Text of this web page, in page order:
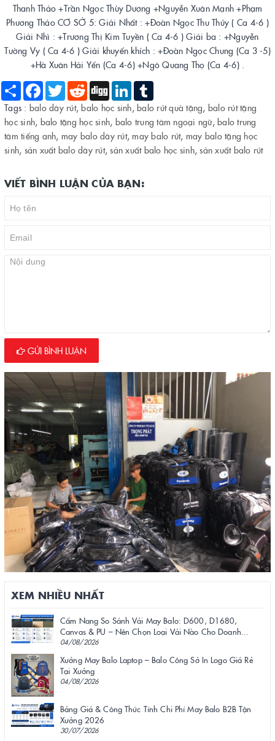
Thanh Thảo +Trần Ngọc Thùy Dương +Nguyễn Xuân Mạnh +Phạm
Phương Thảo CƠ SỞ 5: Giải Nhất : +Đoàn Ngọc Thu Thủy ( Ca 4-6 )
Giải Nhì : +Trương Thị Kim Tuyền ( Ca 4-6 ) Giải ba : +Nguyễn
Tường Vy ( Ca 4-6 ) Giải khuyến khích : +Đoàn Ngọc Chung (Ca 3 -5)
+Hà Xuân Hải Yến (Ca 4-6) +Ngô Quang Thọ (Ca 4-6) .
Share Facebook
Twitter Reddit Digg LinkedIn
Tags : balo dây rút,balo học sinh, balo rút quà tặng, balo rút tặng
học sinh, balo tặng học sinh, balo trung tâm ngoại ngữ, balo trung
tâm tiếng anh, may balo dây rút,may balo rút, may balo tặng học
sinh, sản xuất balo dây rút,sản xuất balo học sinh,sản xuất balo rút
VIẾT BÌNH LUẬN CỦA BẠN:
GỬI BÌNH LUẬN
XEM NHIỀU NHẤT
Cẩm Nang So Sánh Vải May Balo: D600, D1680,
Canvas & PU – Nên Chọn Loại Vải Nào Cho Doanh...
04/08/2026
Xưởng May Balo Laptop – Balo Công Sở In Logo Giá Rẻ
Tại Xưởng
04/08/2026
Bảng Giá & Công Thức Tính Chi Phí May Balo B2B Tận
Xưởng 2026
30/07/2026